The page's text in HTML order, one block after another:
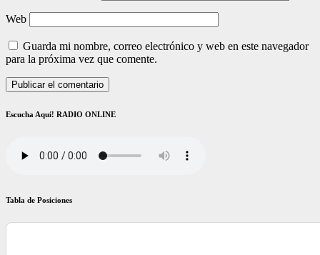
Web
Guarda mi nombre, correo electrónico y web en este navegador
para la próxima vez que comente.
Escucha Aquí! RADIO ONLINE
Tabla de Posiciones